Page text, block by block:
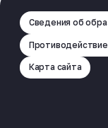
Сведения об
Карта сайта